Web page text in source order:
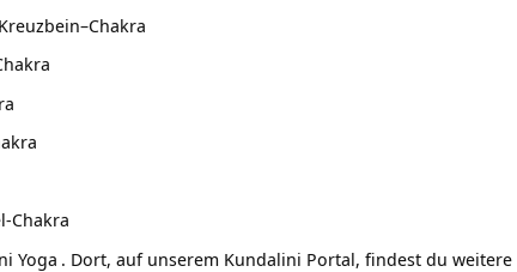
Chakra
Yoga . Dort, auf unserem Kundalini Portal, findest du weitere